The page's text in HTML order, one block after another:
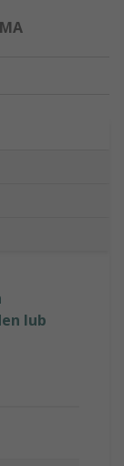
lub